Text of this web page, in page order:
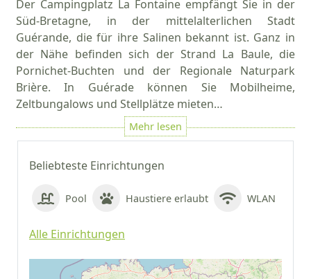
Beliebteste Einrichtungen
Pool Haustiere erlaubt WLAN
Alle Einrichtungen
Der Campingplatz La Fontaine empfängt Sie in der
Süd-Bretagne, in der mittelalterlichen Stadt
Guérande, die für ihre Salinen bekannt ist. Ganz in
der Nähe befinden sich der Strand La Baule, die
Pornichet-Buchten und der Regionale Naturpark
Brière. In Guérade können Sie Mobilheime,
Zeltbungalows und Stellplätze mieten…